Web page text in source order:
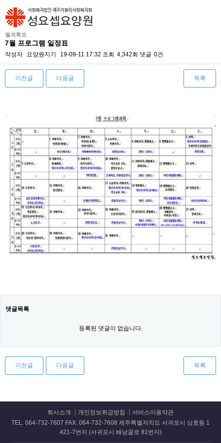
월계획표
7월 프로그램 일정표
작성자 요양원지기 19-09-11 17:32 조회 4,342회 댓글 0건
이전글 다음글 목록
댓글목록
등록된 댓글이 없습니다.
이전글 다음글 목록
회사소개 개인정보취급방침
서비스이용약관
TEL. 064-732-7607 FAX. 064-732-7608 제주특별자치도 서귀포시 상효동 1
421-7번지 (서귀포시 배낭골로 81번지)